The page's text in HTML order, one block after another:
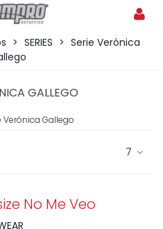
> SERIES > Serie Verónica
GALLEGO
Gallego
7
No Me Veo